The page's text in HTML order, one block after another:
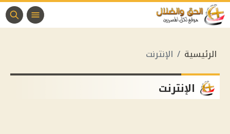
الرئيسية الإنترنت
الإنترنت